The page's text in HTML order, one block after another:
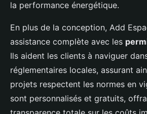
la performance énergétique.
En plus de la conception, Add
assistance complète avec les
Ils aident les clients à naviguer
réglementaires locales, assurant
projets respectent les normes en
sont personnalisés et gratuits,